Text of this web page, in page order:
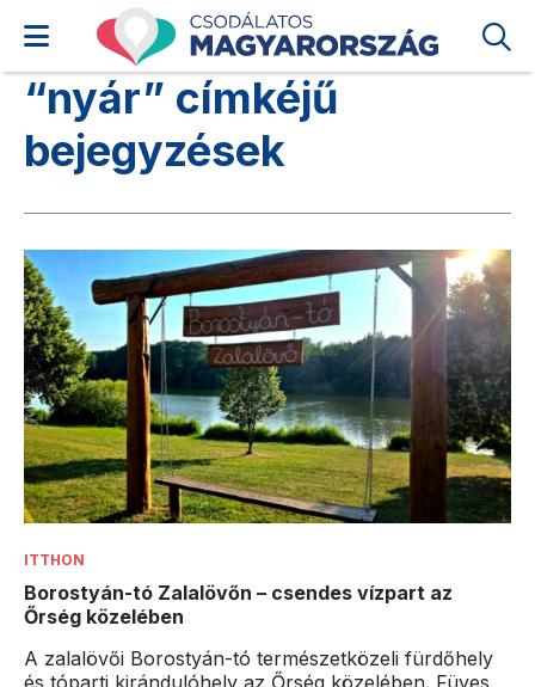
“nyár” címkéjű
bejegyzések
ITTHON
Borostyán-tó Zalalövőn – csendes vízpart az
Őrség közelében
A zalalövői Borostyán-tó természetközeli fürdőhely